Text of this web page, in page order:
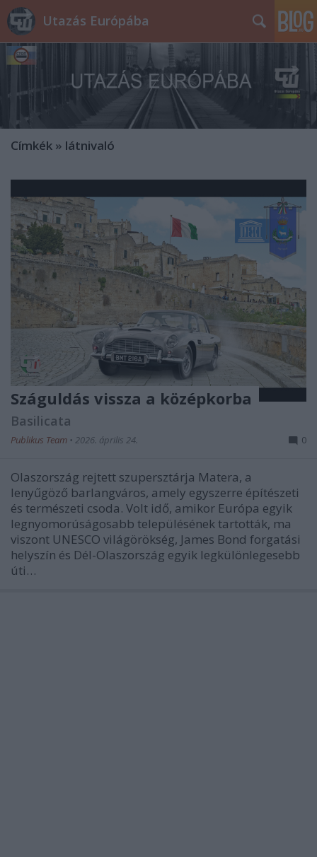
Utazás Európába
Címkék » látnivaló
Száguldás vissza a középkorba
Basilicata
Publikus Team • 2026. április 24. 0
Olaszország rejtett szupersztárja Matera, a
lenyűgöző barlangváros, amely egyszerre építészeti
és természeti csoda. Volt idő, amikor Európa egyik
legnyomorúságosabb településének tartották, ma
viszont UNESCO világörökség, James Bond forgatási
helyszín és Dél-Olaszország egyik legkülönlegesebb
úti…